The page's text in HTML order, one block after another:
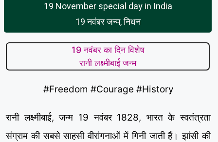
19 November special day in India
19 नवंबर जन्म, निधन
19 नवंबर का दिन विशेष
रानी लक्ष्मीबाई जन्म
#Freedom #Courage #History
रानी लक्ष्मीबाई, जन्म 19 नवंबर 1828, भारत के स्वतंत्रता
संग्राम की सबसे साहसी वीरांगनाओं में गिनी जाती हैं। झांसी की